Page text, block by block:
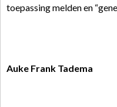
toepassing melden en
Auke Frank Tadema